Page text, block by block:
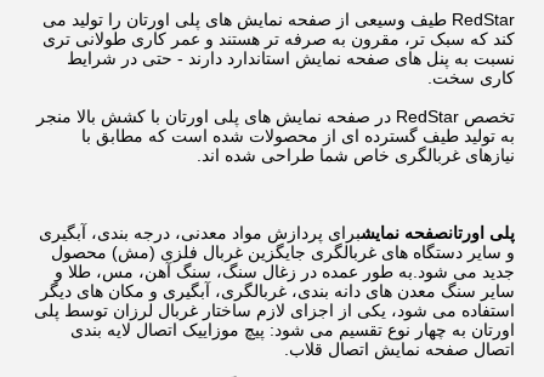
RedStar طیف وسیعی از صفحه نمایش های پلی اورتان را تولید می
کند که سبک تر، مقرون به صرفه تر هستند و عمر کاری طولانی تری
نسبت به پنل های صفحه نمایش استاندارد دارند - حتی در شرایط
کاری سخت.
تخصص RedStar در صفحه نمایش های پلی اورتان با کشش بالا منجر
به تولید طیف گسترده ای از محصولات شده است که مطابق با
نیازهای غربالگری خاص شما طراحی شده اند.
پلی اورتانصفحه نمایشبرای پردازش مواد معدنی، درجه بندی، آبگیری
و سایر دستگاه های غربالگری جایگزین غربال فلزی (مش) محصول
جدید می شود.به طور عمده در زغال سنگ، سنگ آهن، مس، طلا و
سایر سنگ معدن های دانه بندی، غربالگری، آبگیری و مکان های دیگر
استفاده می شود، یکی از اجزای لازم ساختار غربال لرزان توسط پلی
اورتان به چهار نوع تقسیم می شود: پیچ موزاییک اتصال لایه بندی
اتصال صفحه نمایش اتصال قلاب.